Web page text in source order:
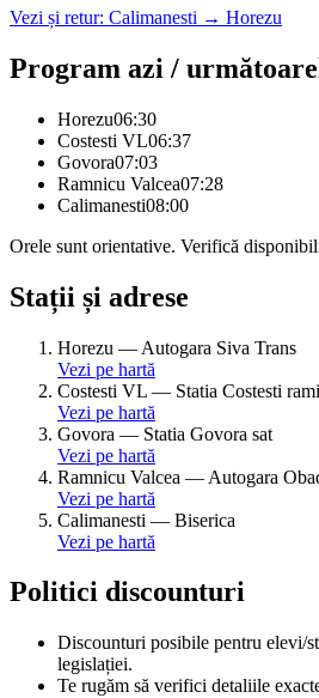
Vezi și retur: Calimanesti → Horezu
Program azi /
Horezu06:30
Costesti VL06:37
Govora07:03
Ramnicu Valcea07:28
Calimanesti08:00
Orele sunt orientative. Verifică
Stații și adrese
Horezu — Autogara Siva Trans
Vezi pe hartă
Costesti VL — Statia Costesti
Vezi pe hartă
Govora — Statia Govora sat
Vezi pe hartă
Ramnicu Valcea — Autogara
Vezi pe hartă
Calimanesti — Biserica
Vezi pe hartă
Politici discounturi
Discounturi posibile pentru elevi/
legislației.
Te rugăm să verifici detaliile